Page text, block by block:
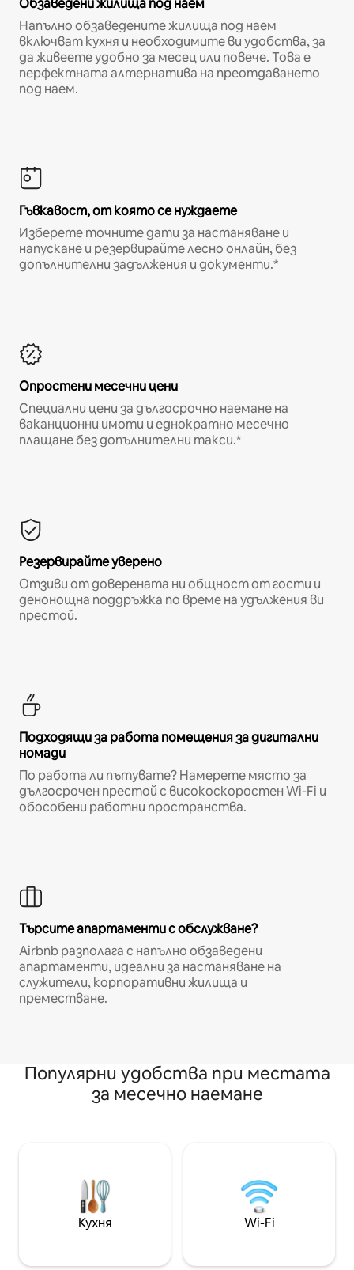
Обзаведени жилища под наем
Напълно обзаведените жилища под наем
включват кухня и необходимите ви удобства, за
да живеете удобно за месец или повече. Това е
перфектната алтернатива на преотдаването
под наем.
Гъвкавост, от която се нуждаете
Изберете точните дати за настаняване и
напускане и резервирайте лесно онлайн, без
допълнителни задължения и документи.*
Опростени месечни цени
Специални цени за дългосрочно наемане на
ваканционни имоти и еднократно месечно
плащане без допълнителни такси.*
Резервирайте уверено
Отзиви от доверената ни общност от гости и
денонощна поддръжка по време на удължения ви
престой.
Подходящи за работа помещения за дигитални
номади
По работа ли пътувате? Намерете място за
дългосрочен престой с високоскоростен Wi-Fi и
обособени работни пространства.
Търсите апартаменти с обслужване?
Airbnb разполага с напълно обзаведени
апартаменти, идеални за настаняване на
служители, корпоративни жилища и
преместване.
Популярни удобства при местата
за месечно наемане
Кухня Wi-Fi